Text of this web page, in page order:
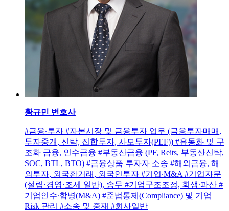
황규민 변호사
#금융∙투자 #자본시장 및 금융투자 업무 (금융투자매매,
투자중개, 신탁, 집합투자, 사모투자(PEF)) #유동화 및 구
조화 금융, 인수금융 #부동산금융 (PF, Reits, 부동산신탁,
SOC, BTL, BTO) #금융상품 투자자 소송 #해외금융, 해
외투자, 외국환거래, 외국인투자 #기업∙M&A #기업자문
(설립·경영·조세 일반), 송무 #기업구조조정, 회생∙파산 #
기업인수∙합병(M&A) #준법통제(Compliance) 및 기업
Risk 관리 #소송 및 중재 #회사일반